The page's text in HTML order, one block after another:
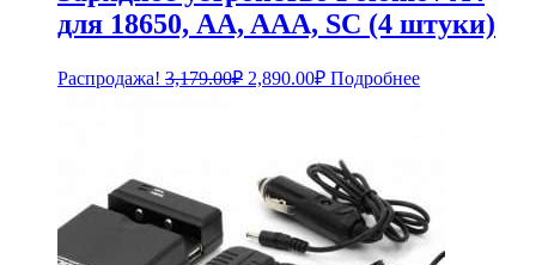
для 18650, AA, AAA, SC (4 штуки)
Распродажа! 3,179.00₽ Первоначальная
2,890.00₽Текущая
цена:
Подробнее